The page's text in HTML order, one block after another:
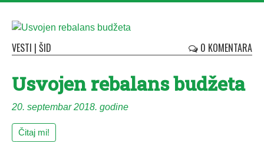
VESTI | ŠID 0 KOMENTARA
Usvojen rebalans budžeta
20. septembar 2018. godine
Čitaj mi!